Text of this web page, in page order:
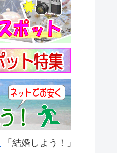
「結婚しよう！」